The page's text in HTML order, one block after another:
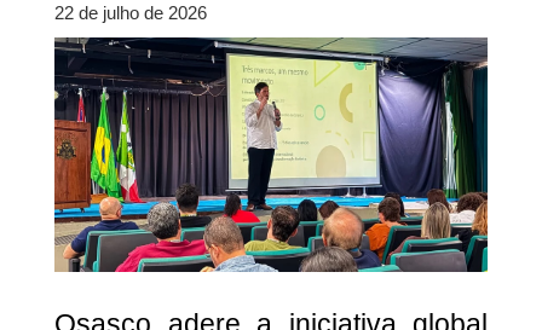
22 de julho de 2026